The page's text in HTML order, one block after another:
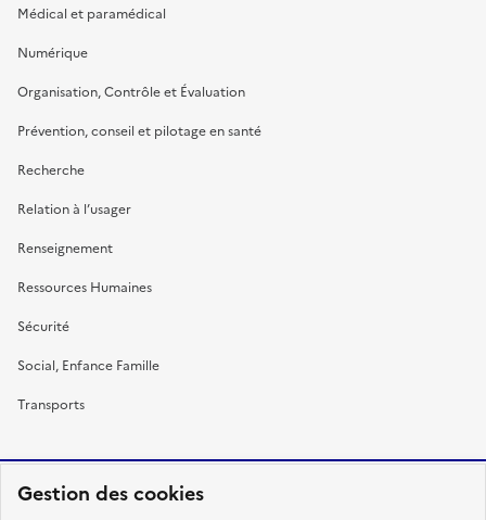
Gestion des cookies
Médical et paramédical
Numérique
Organisation, Contrôle et Évaluation
Prévention, conseil et pilotage en santé
Recherche
Relation à l’usager
Renseignement
Ressources Humaines
Sécurité
Social, Enfance Famille
Transports